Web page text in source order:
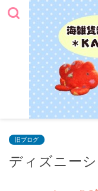
旧ブログ
ディズニー